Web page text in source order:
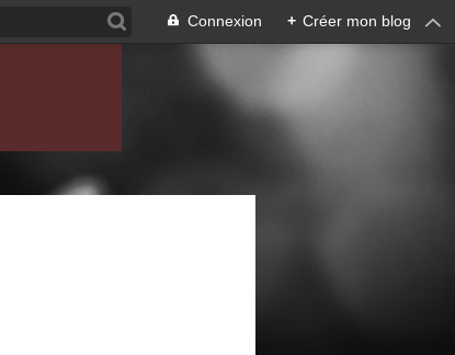
Connexion + Créer mon blog